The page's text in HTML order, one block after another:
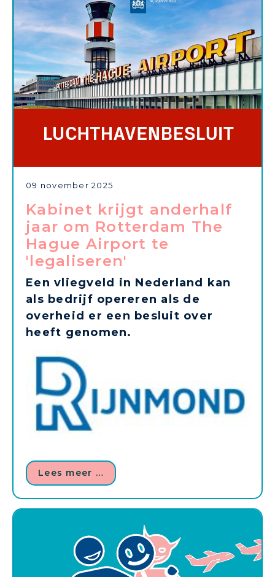
09 november 2025
Kabinet krijgt anderhalf
jaar om Rotterdam The
Hague Airport te
'legaliseren'
Een vliegveld in Nederland kan
als bedrijf opereren als de
overheid er een besluit over
heeft genomen.
Lees meer …